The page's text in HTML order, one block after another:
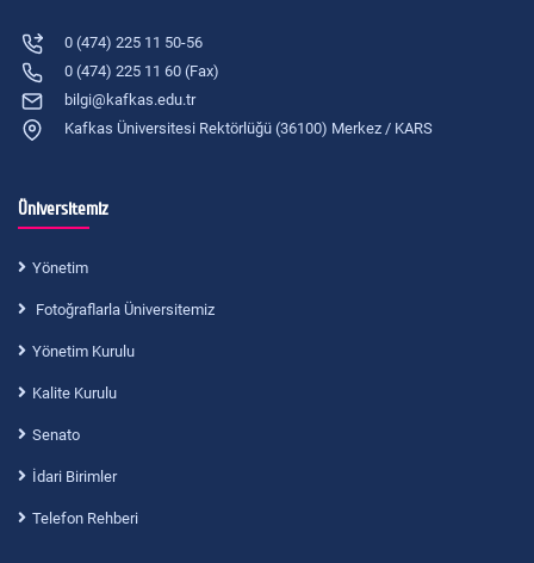
0 (474) 225 11 50-56
0 (474) 225 11 60 (Fax)
bilgi@kafkas.edu.tr
Kafkas Üniversitesi Rektörlüğü (36100) Merkez / KARS
Üniversitemiz
Yönetim
Fotoğraflarla Üniversitemiz
Yönetim Kurulu
Kalite Kurulu
Senato
İdari Birimler
Telefon Rehberi